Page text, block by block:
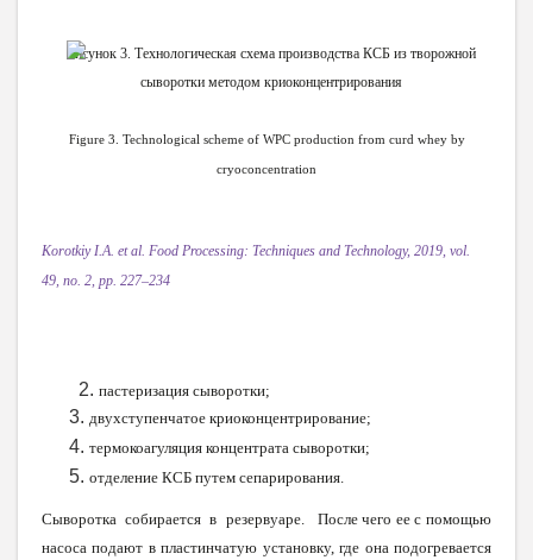
Рисунок 3. Технологическая схема производства КСБ из творожной
сыворотки методом криоконцентрирования
Figure 3. Technological scheme of WPC production from curd whey by
cryoconcentration
Korotkiy I.A. et al. Food Processing:Techniques and Technology, 2019, vol.
49, no. 2, pp. 227–234
пастеризация сыворотки;
двухступенчатое криоконцентрирование;
термокоагуляция концентрата сыворотки;
отделение КСБ путем сепарирования.
Сыворотка собирается в резервуаре. После чего ее с помощью
насоса подают в пластинчатую установку, где она подогревается